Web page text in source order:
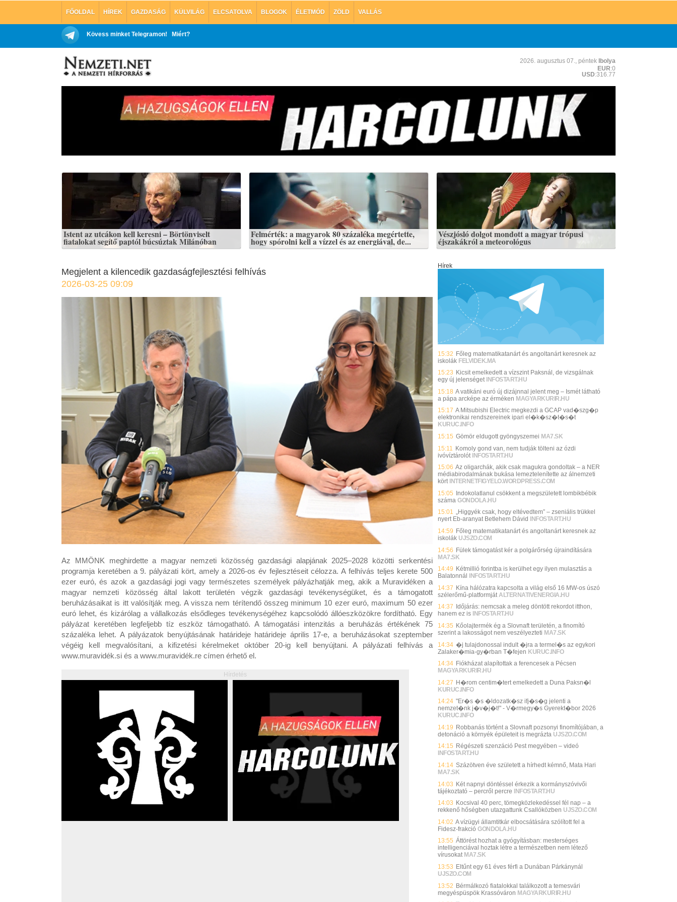
FŐOLDAL HÍREK GAZDASÁG KÜLVILÁG ELCSATOLVA BLOGOK ÉLETMÓD ZÖLD VALLÁS
Kövess minket Telegramon! Miért?
2026. augusztus 07., péntek Ibolya
EUR:0
USD:316.77
Istent az utcákon kell keresni – Börtönviselt
fiatalokat segítő paptól búcsúztak Milánóban
Felmérték: a magyarok 80 százaléka megértette,
hogy spórolni kell a vízzel és az energiával, de...
Vészjósló dolgot mondott a magyar trópusi
éjszakákról a meteorológus
Megjelent a kilencedik gazdaságfejlesztési felhívás
2026-03-25 09:09
Az MMÖNK meghirdette a magyar nemzeti közösség gazdasági alapjának 2025–2028 közötti serkentési
programja keretében a 9. pályázati kört, amely a 2026-os év fejlesztéseit célozza. A felhívás teljes kerete 500
ezer euró, és azok a gazdasági jogi vagy természetes személyek pályázhatják meg, akik a Muravidéken a
magyar nemzeti közösség által lakott területén végzik gazdasági tevékenységüket, és a támogatott
beruházásaikat is itt valósítják meg. A vissza nem térítendő összeg minimum 10 ezer euró, maximum 50 ezer
euró lehet, és kizárólag a vállalkozás elsődleges tevékenységéhez kapcsolódó állóeszközökre fordítható. Egy
pályázat keretében legfeljebb tíz eszköz támogatható. A támogatási intenzitás a beruházás értékének 75
százaléka lehet. A pályázatok benyújtásának határideje határideje április 17-e, a beruházásokat szeptember
végéig kell megvalósítani, a kifizetési kérelmeket október 20-ig kell benyújtani. A pályázati felhívás a
www.muravidék.si és a www.muravidék.re címen érhető el.
Hírdetés
Hírek
15:32 Főleg matematikatanárt és angoltanárt keresnek az
iskolák FELVIDEK.MA
15:23 Kicsit emelkedett a vízszint Paksnál, de vizsgálnak
egy új jelenséget INFOSTART.HU
15:18 A vatikáni euró új dizájnnal jelent meg – Ismét látható
a pápa arcképe az érméken MAGYARKURIR.HU
15:17 A Mitsubishi Electric megkezdi a GCAP vad�szg�p
elektronikai rendszereinek ipari el�k�sz�t�s�t
KURUC.INFO
15:15 Gömör eldugott gyöngyszemei MA7.SK
15:11
Komoly gond van, nem tudják tölteni az ózdi
ivóvíztárolót INFOSTART.HU
15:06 Az oligarchák, akik csak magukra gondoltak – a NER
médiabirodalmának bukása lemeztelenítette az álnemzeti
kört INTERNETFIGYELO.WORDPRESS.COM
15:05 Indokolatlanul csökkent a megszületett lombikbébik
száma GONDOLA.HU
15:01 „Higgyék csak, hogy eltévedtem” – zseniális trükkel
nyert Eb-aranyat Betlehem Dávid
INFOSTART.HU
14:59 Főleg matematikatanárt és angoltanárt keresnek az
iskolák UJSZO.COM
14:56 Fülek támogatást kér a polgárőrség újraindítására
MA7.SK
14:49 Kétmillió forintba is kerülhet egy ilyen mulasztás a
Balatonnál
INFOSTART.HU
14:37 Kína hálózatra kapcsolta a világ első 16 MW-os úszó
szélerőmű-platformját ALTERNATIVENERGIA.HU
14:37
Időjárás: nemcsak a meleg döntött rekordot itthon,
hanem ez is INFOSTART.HU
14:35 Kőolajtermék ég a Slovnaft területén, a finomító
szerint a lakosságot nem veszélyezteti MA7.SK
14:34 �j tulajdonossal indult �jra a termel�s az egykori
Zalaker�mia-gy�rban T�fejen KURUC.INFO
14:34 Fiókházat alapítottak a ferencesek a Pécsen
MAGYARKURIR.HU
14:27 H�rom centim�tert emelkedett a Duna Paksn�l
KURUC.INFO
14:24 "Er�s �s �ldozatk�sz ifj�s�g jelenti a
nemzet�nk j�v�j�t!" - V�rmegy�s Gyerekt�bor 2026
KURUC.INFO
14:19 Robbanás történt a Slovnaft pozsonyi finomítójában, a
detonáció a környék épületeit is megrázta UJSZO.COM
14:15 Régészeti szenzáció Pest megyében – videó
INFOSTART.HU
14:14 Százötven éve született a hírhedt kémnő, Mata Hari
MA7.SK
14:03 Két napnyi döntéssel érkezik a kormányszóvivői
tájékoztató – percről percre INFOSTART.HU
14:03 Kocsival 40 perc, tömegközlekedéssel fél nap – a
rekkenő hőségben utazgattunk Csallóközben UJSZO.COM
14:02 A vízügyi államtitkár elbocsátására szólított fel a
Fidesz-frakció GONDOLA.HU
13:55 Áttörést hozhat a gyógyításban: mesterséges
intelligenciával hoztak létre a természetben nem létező
vírusokat MA7.SK
13:53 Eltűnt egy 61 éves férfi a Dunában Párkánynál
UJSZO.COM
13:52 Bérmálkozó fiatalokkal találkozott a temesvári
megyéspüspök Krassóváron MAGYARKURIR.HU